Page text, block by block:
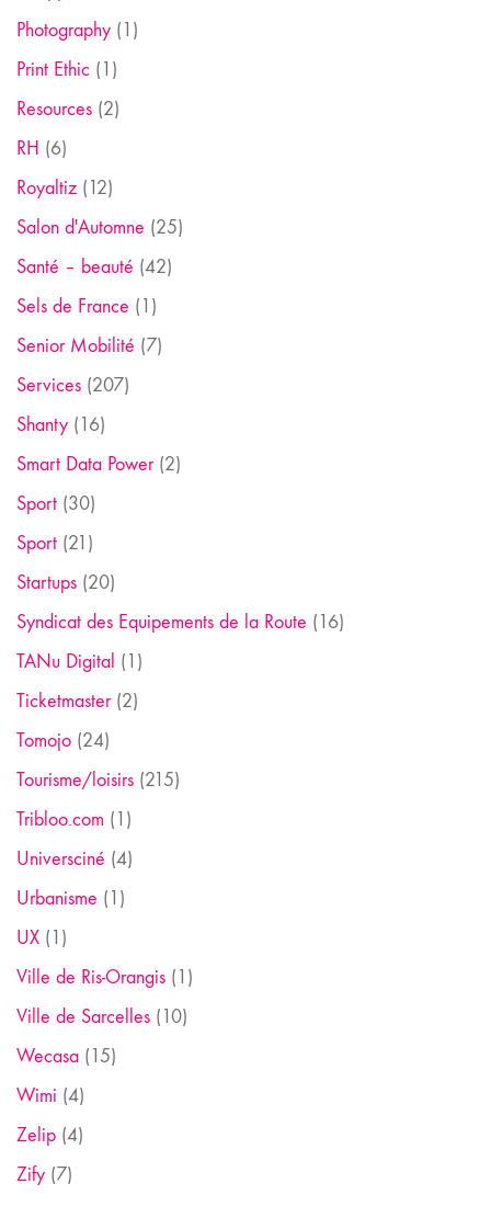
Photography (1)
Print Ethic (1)
Resources (2)
RH (6)
Royaltiz (12)
Salon d'Automne (25)
Santé – beauté (42)
Sels de France (1)
Senior Mobilité (7)
Services (207)
Shanty (16)
Smart Data Power(2)
Sport (30)
Sport (21)
Startups (20)
Syndicat des Equipements de la Route (16)
TANu Digital (1)
Ticketmaster(2)
Tomojo (24)
Tourisme/loisirs (215)
Tribloo.com (1)
Universciné (4)
Urbanisme (1)
UX (1)
Ville de Ris-Orangis (1)
Ville de Sarcelles (10)
Wecasa (15)
Wimi (4)
Zelip (4)
Zify (7)